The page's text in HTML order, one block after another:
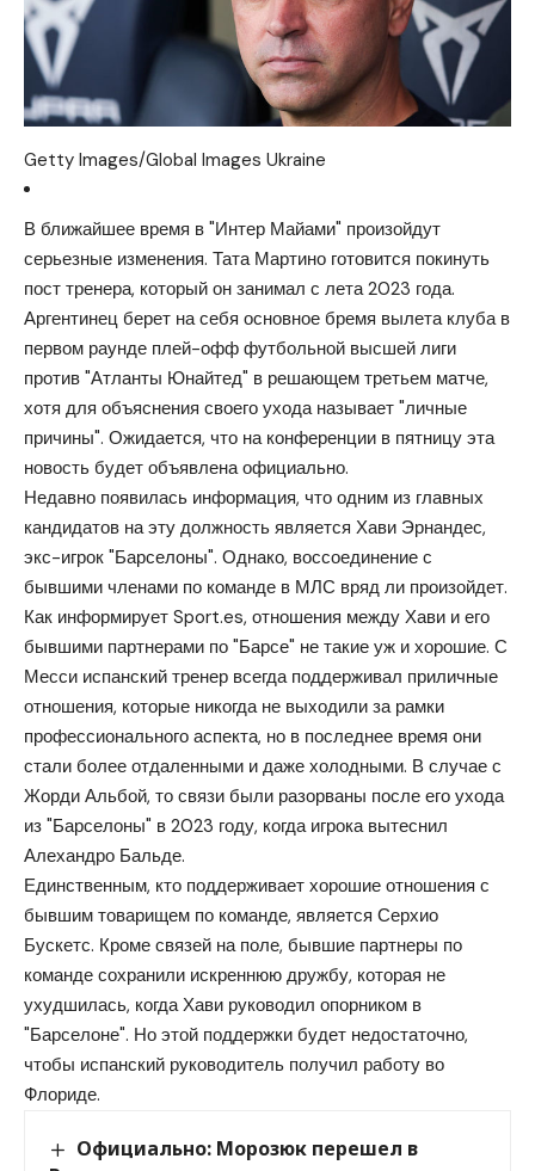
Getty Images/Global Images Ukraine
В ближайшее время в "Интер Майами" произойдут
серьезные изменения. Тата Мартино готовится покинуть
пост тренера, который он занимал с лета 2023 года.
Аргентинец берет на себя основное бремя вылета клуба в
первом раунде плей-офф футбольной высшей лиги
против "Атланты Юнайтед" в решающем третьем матче,
хотя для объяснения своего ухода называет "личные
причины". Ожидается, что на конференции в пятницу эта
новость будет объявлена официально.
Недавно появилась информация, что одним из главных
кандидатов на эту должность является Хави Эрнандес,
экс-игрок "Барселоны". Однако, воссоединение с
бывшими членами по команде в МЛС вряд ли произойдет.
Как информирует Sport.es, отношения между Хави и его
бывшими партнерами по "Барсе" не такие уж и хорошие. С
Месси испанский тренер всегда поддерживал приличные
отношения, которые никогда не выходили за рамки
профессионального аспекта, но в последнее время они
стали более отдаленными и даже холодными. В случае с
Жорди Альбой, то связи были разорваны после его ухода
из "Барселоны" в 2023 году, когда игрока вытеснил
Алехандро Бальде.
Единственным, кто поддерживает хорошие отношения с
бывшим товарищем по команде, является Серхио
Бускетс. Кроме связей на поле, бывшие партнеры по
команде сохранили искреннюю дружбу, которая не
ухудшилась, когда Хави руководил опорником в
"Барселоне". Но этой поддержки будет недостаточно,
чтобы испанский руководитель получил работу во
Флориде.
Официально: Морозюк перешел в